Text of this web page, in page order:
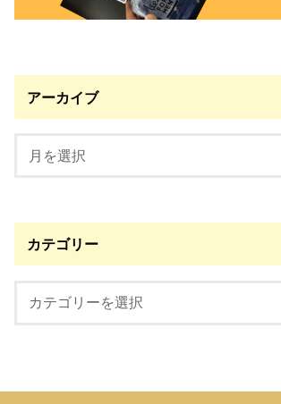
アーカイブ
カテゴリー